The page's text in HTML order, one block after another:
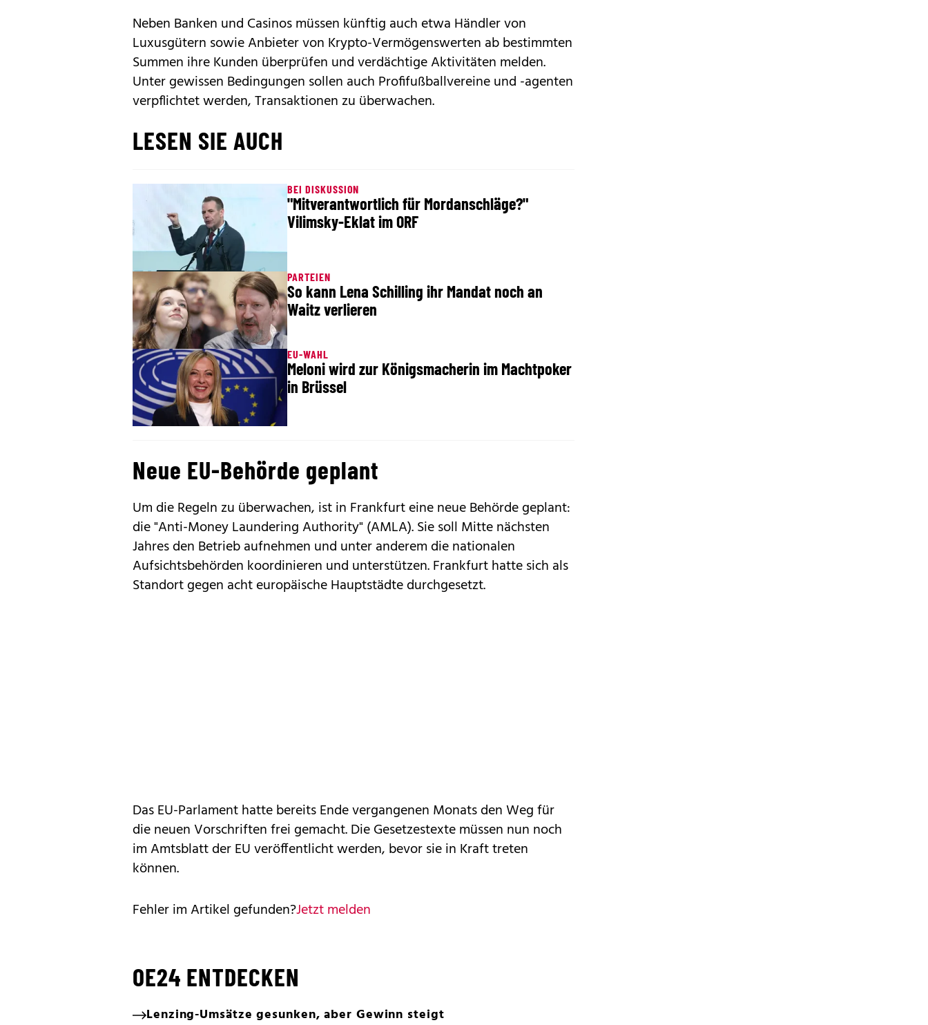
Neben Banken und Casinos müssen künftig auch etwa Händler von
Luxusgütern sowie Anbieter von Krypto-Vermögenswerten ab bestimmten
Summen ihre Kunden überprüfen und verdächtige Aktivitäten melden.
Unter gewissen Bedingungen sollen auch Profifußballvereine und -agenten
verpflichtet werden, Transaktionen zu überwachen.
LESEN SIE AUCH
BEI DISKUSSION
"Mitverantwortlich für Mordanschläge?"
Vilimsky-Eklat im ORF
PARTEIEN
So kann Lena Schilling ihr Mandat noch an
Waitz verlieren
EU-WAHL
Meloni wird zur Königsmacherin im Machtpoker
in Brüssel
Neue EU-Behörde geplant
Um die Regeln zu überwachen, ist in Frankfurt eine neue Behörde geplant:
die "Anti-Money Laundering Authority" (AMLA). Sie soll Mitte nächsten
Jahres den Betrieb aufnehmen und unter anderem die nationalen
Aufsichtsbehörden koordinieren und unterstützen. Frankfurt hatte sich als
Standort gegen acht europäische Hauptstädte durchgesetzt.
Das EU-Parlament hatte bereits Ende vergangenen Monats den Weg für
die neuen Vorschriften frei gemacht. Die Gesetzestexte müssen nun noch
im Amtsblatt der EU veröffentlicht werden, bevor sie in Kraft treten
können.
Fehler im Artikel gefunden?Jetzt melden
OE24 ENTDECKEN
Lenzing-Umsätze gesunken, aber Gewinn steigt